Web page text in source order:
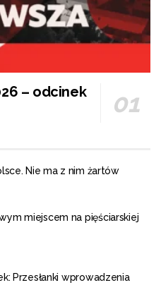
– odcinek
Nie ma z nim żartów
miejscem na pięściarskiej
Przesłanki wprowadzenia